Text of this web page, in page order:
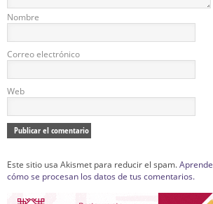
Nombre
Correo electrónico
Web
Este sitio usa Akismet para reducir el spam.Aprende
cómo se procesan los datos de tus comentarios.